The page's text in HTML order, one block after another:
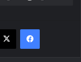
فیسبوک